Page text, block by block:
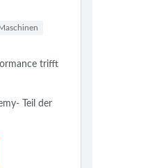
Maschinen
trifft
Teil der